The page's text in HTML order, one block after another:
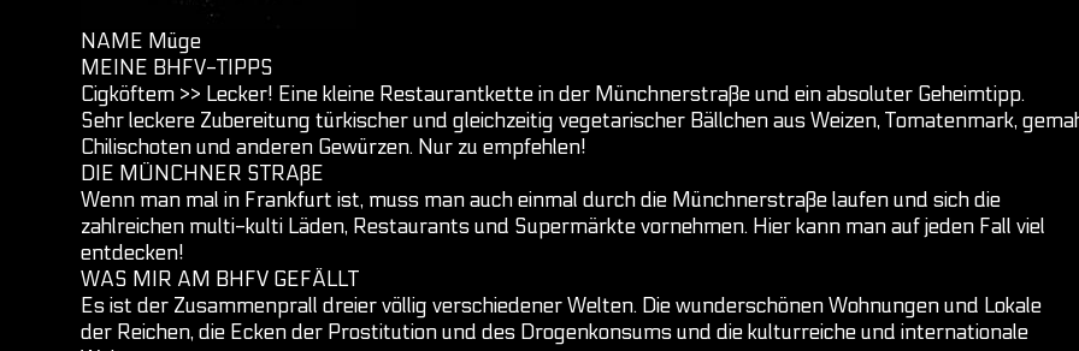
NAME Müge
MEINE BHFV-TIPPS
Cigköftem >> Lecker! Eine kleine Restaurantkette in der Münchnerstraße und ein absoluter Geheimtipp.
Sehr leckere Zubereitung türkischer und gleichzeitig vegetarischer Bällchen aus Weizen, Tomatenmark,
Chilischoten und anderen Gewürzen. Nur zu empfehlen!
DIE MÜNCHNER STRAßE
Wenn man mal in Frankfurt ist, muss man auch einmal durch die Münchnerstraße laufen und sich die
zahlreichen multi-kulti Läden, Restaurants und Supermärkte vornehmen. Hier kann man auf jeden Fall viel
entdecken!
WAS MIR AM BHFV GEFÄLLT
Es ist der Zusammenprall dreier völlig verschiedener Welten. Die wunderschönen Wohnungen und Lokale
der Reichen, die Ecken der Prostitution und des Drogenkonsums und die kulturreiche und internationale